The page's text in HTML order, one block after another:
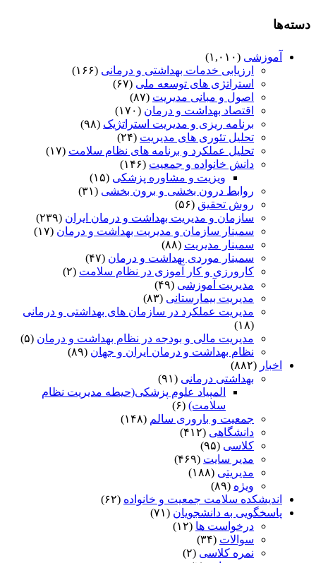
دسته‌ها
آموزشی (۱,۰۱۰)
ارزیابی خدمات بهداشتی و درمانی (۱۶۶)
استراتژی های توسعه ملی (۶۷)
اصول و مبانی مدیریت (۸۷)
اقتصاد بهداشت و درمان (۱۷۰)
برنامه ریزی و مدیریت استراتژیک (۹۸)
تحلیل تئوری های مدیریت (۲۴)
تحلیل عملکرد و برنامه های نظام سلامت (۱۷)
دانش خانواده و جمعیت (۱۴۶)
ویزیت و مشاوره پزشکی (۱۵)
روابط درون بخشی و برون بخشی (۳۱)
روش تحقیق (۵۶)
سازمان و مدیریت بهداشت و درمان ایران (۲۳۹)
سمینار سازمان و مدیریت بهداشت و درمان (۱۷)
سمینار مدیریت (۸۸)
سمینار موردی بهداشت و درمان (۴۷)
کارورزی و کار آموزی در نظام سلامت (۲)
مدیریت آموزشی (۴۹)
مدیریت بیمارستانی (۸۳)
مدیریت عملکرد در سازمان های بهداشتی و درمانی
(۱۸)
مدیریت مالی و بودجه در نظام بهداشت و درمان (۵)
نظام بهداشت و درمان ایران و جهان (۸۹)
اخبار (۸۸۲)
بهداشتی درمانی (۹۱)
المپیاد علوم پزشکی(حیطه مدیریت نظام
سلامت) (۶)
جمعیت و باروری سالم (۱۴۸)
دانشگاهی (۴۱۲)
کلاسی (۹۵)
مدیر سایت (۴۶۹)
مدیریتی (۱۸۸)
ویژه (۸۹)
اندیشکده سلامت جمعیت و خانواده (۶۲)
پاسخگویی به دانشجویان (۷۱)
درخواست ها (۱۲)
سوالات (۳۴)
نمره کلاسی (۲)